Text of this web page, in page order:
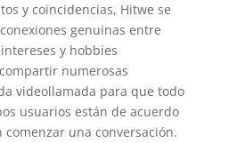
y coincidencias, Hitwe se
genuinas entre
y hobbies
numerosas
videollamada para que todo
usuarios están de acuerdo
una conversación.